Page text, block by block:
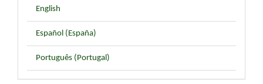
English
Español (España)
Português (Portugal)